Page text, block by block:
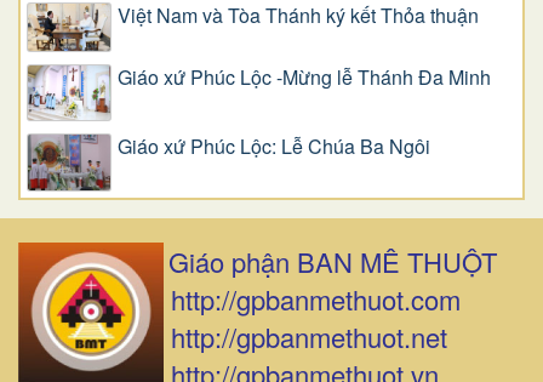
Việt Nam và Tòa Thánh ký kết Thỏa thuận
Giáo xứ Phúc Lộc -Mừng lễ Thánh Đa Minh
Giáo xứ Phúc Lộc: Lễ Chúa Ba Ngôi
Giáo phận BAN MÊ THUỘT
http://gpbanmethuot.com
http://gpbanmethuot.net
http://gpbanmethuot.vn